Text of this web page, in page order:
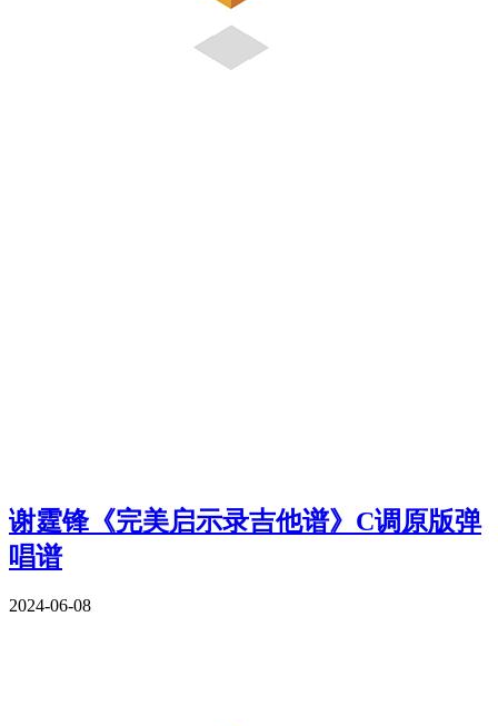
谢霆锋《完美启示录吉他谱》C调原版弹
唱谱
2024-06-08